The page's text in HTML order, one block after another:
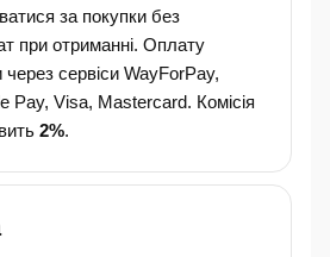
за покупки без
при отриманні. Оплату
через сервіси WayForPay,
Pay, Visa, Mastercard. Комісія
2%.